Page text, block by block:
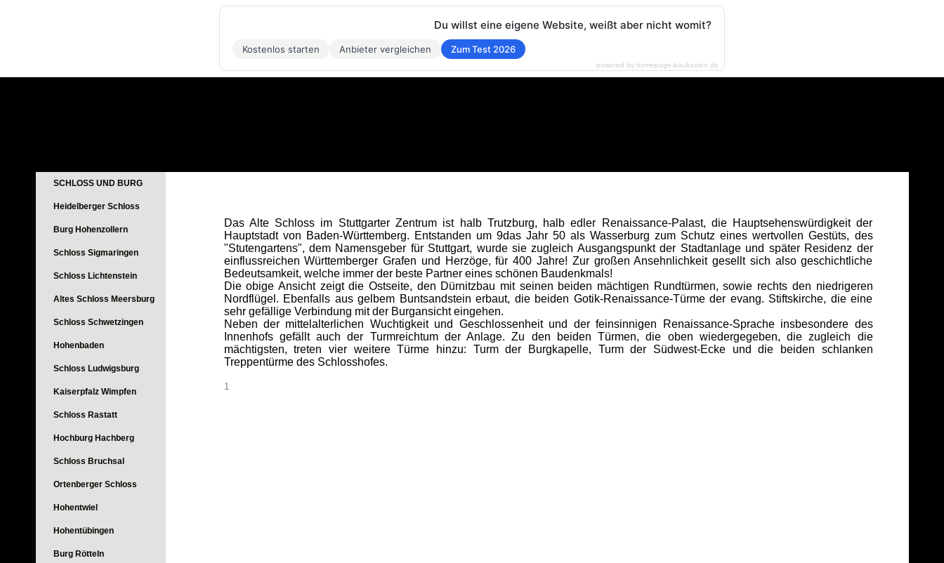
SCHLOSS UND BURG
Heidelberger Schloss
Burg Hohenzollern
Schloss Sigmaringen
Schloss Lichtenstein
Altes Schloss Meersburg
Schloss Schwetzingen
Hohenbaden
Schloss Ludwigsburg
Kaiserpfalz Wimpfen
Schloss Rastatt
Hochburg Hachberg
Schloss Bruchsal
Ortenberger Schloss
Hohentwiel
Hohentübingen
Burg Rötteln
Das Alte Schloss im Stuttgarter Zentrum ist halb Trutzburg, halb edler Renaissance-Palast, die Hauptsehenswürdigkeit der
Hauptstadt von Baden-Württemberg. Entstanden um 9das Jahr 50 als Wasserburg zum Schutz eines wertvollen Gestüts, des
"Stutengartens", dem Namensgeber für Stuttgart, wurde sie zugleich Ausgangspunkt der Stadtanlage und später Residenz der
einflussreichen Württemberger Grafen und Herzöge, für 400 Jahre! Zur großen Ansehnlichkeit gesellt sich also geschichtliche
Bedeutsamkeit, welche immer der beste Partner eines schönen Baudenkmals!
Die obige Ansicht zeigt die Ostseite, den Dürnitzbau mit seinen beiden mächtigen Rundtürmen, sowie rechts den niedrigeren
Nordflügel. Ebenfalls aus gelbem Buntsandstein erbaut, die beiden Gotik-Renaissance-Türme der evang. Stiftskirche, die eine
sehr gefällige Verbindung mit der Burgansicht eingehen.
Neben der mittelalterlichen Wuchtigkeit und Geschlossenheit und der feinsinnigen Renaissance-Sprache insbesondere des
Innenhofs gefällt auch der Turmreichtum der Anlage. Zu den beiden Türmen, die oben wiedergegeben, die zugleich die
mächtigsten, treten vier weitere Türme hinzu: Turm der Burgkapelle, Turm der Südwest-Ecke und die beiden schlanken
Treppentürme des Schlosshofes.
1
Du willst eine eigene Website, weißt aber nicht womit?
Kostenlos starten Anbieter vergleichen Zum Test 2026
powered by homepage-baukasten.de